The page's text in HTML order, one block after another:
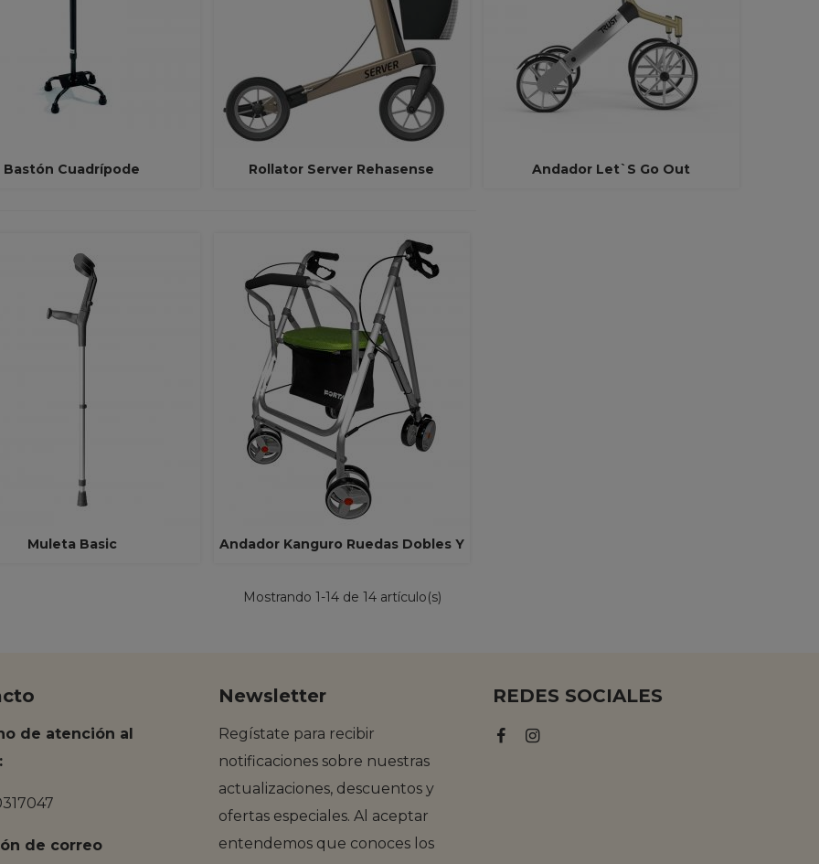
Ver Más
Bastón Cuadrípode Ver Más
Rollator Server Rehasense Ver Más
Andador Let`s Go Out
Ver MásMuleta Basic Ver Más
Andador Kanguro Ruedas Dobles Y
Mostrando 1-14 de 14 artículo(s)
de atención al
de correo
Newsletter
Regístate para recibir
notificaciones sobre nuestras
actualizaciones, descuentos y
ofertas especiales. Al aceptar
entendemos que conoces los
REDES SOCIALES